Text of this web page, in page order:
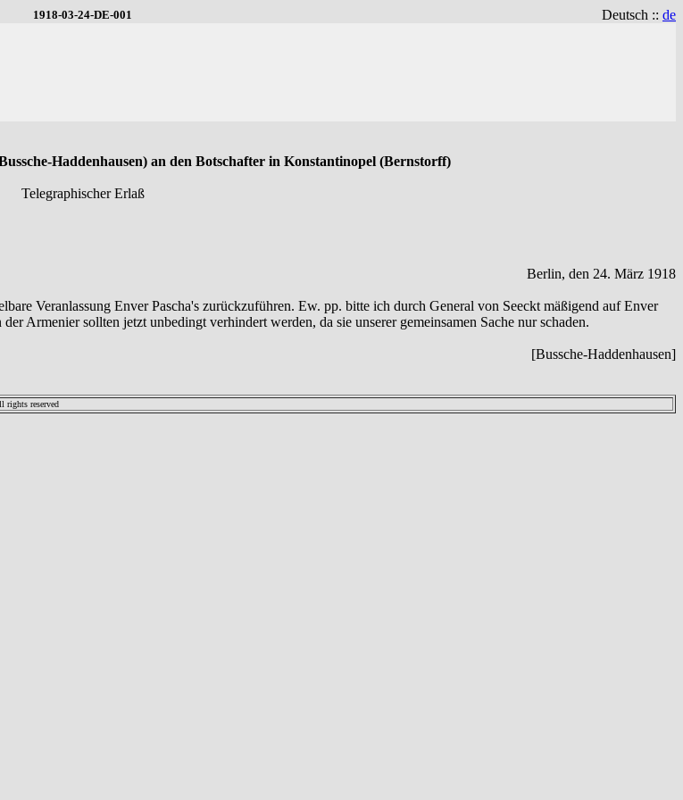
1918-03-24-DE-001 Deutsch :: de
Haddenhausen) an den Botschafter in Konstantinopel (Bernstorff)
Telegraphischer Erlaß
Berlin, den 24. März 1918
Veranlassung Enver Pascha's zurückzuführen. Ew. pp. bitte ich durch General von Seeckt mäßigend auf Enver
Armenier sollten jetzt unbedingt verhindert werden, da sie unserer gemeinsamen Sache nur schaden.
[Bussche-Haddenhausen]
rights reserved